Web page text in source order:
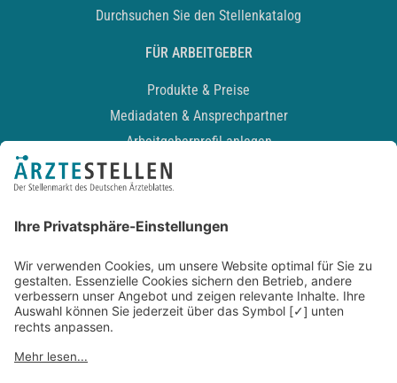
Durchsuchen Sie den Stellenkatalog
FÜR ARBEITGEBER
Produkte & Preise
Mediadaten & Ansprechpartner
Arbeitgeberprofil anlegen
Recruiting-Podcast
Kontakt
Datenschutz
Newsletter